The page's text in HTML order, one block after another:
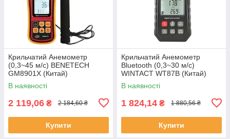
Крильчатий Анемометр
(0,3~45 м/с) BENETECH
GM8901X (Китай)
В наявності
2 119,06 ₴ 2 184,60 ₴
Купити
Крильчатий Анемометр
Bluetooth (0,3~30 м/с)
WINTACT WT87B (Китай)
В наявності
1 824,14 ₴ 1 880,56 ₴
Купити